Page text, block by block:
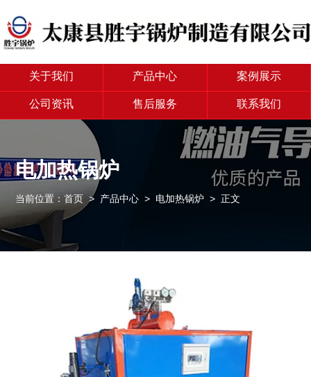
关于我们 产品中心 案例展示
公司资讯 售后服务 联系我们
电加热锅炉
当前位置：首页 > 产品中心 > 电加热锅炉 > 正文